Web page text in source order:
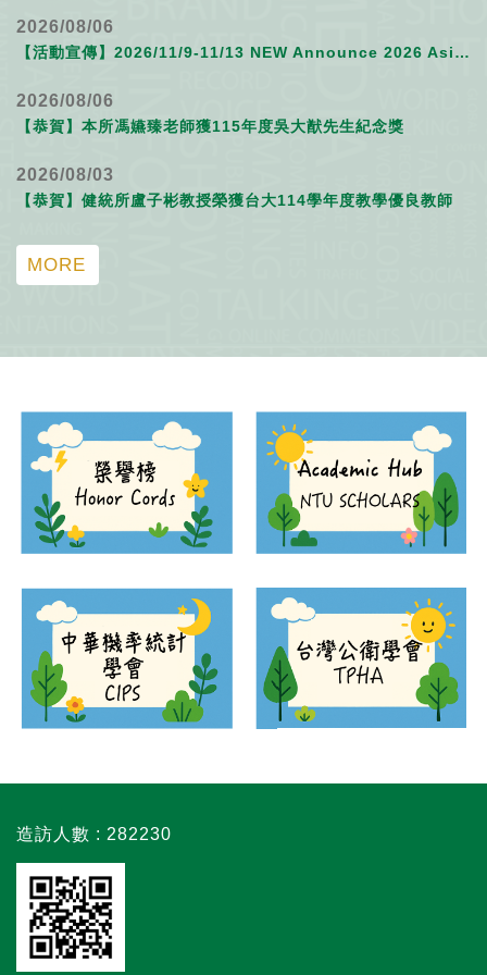
2026/08/06
【活動宣傳】2026/11/9-11/13 NEW Announce 2026 Asia Exposome School (A.E.S. 2026) Flyer !
2026/08/06
【恭賀】本所馮嬿臻老師獲115年度吳大猷先生紀念獎
2026/08/03
【恭賀】健統所盧子彬教授榮獲台大114學年度教學優良教師
MORE
造訪人數 : 282230